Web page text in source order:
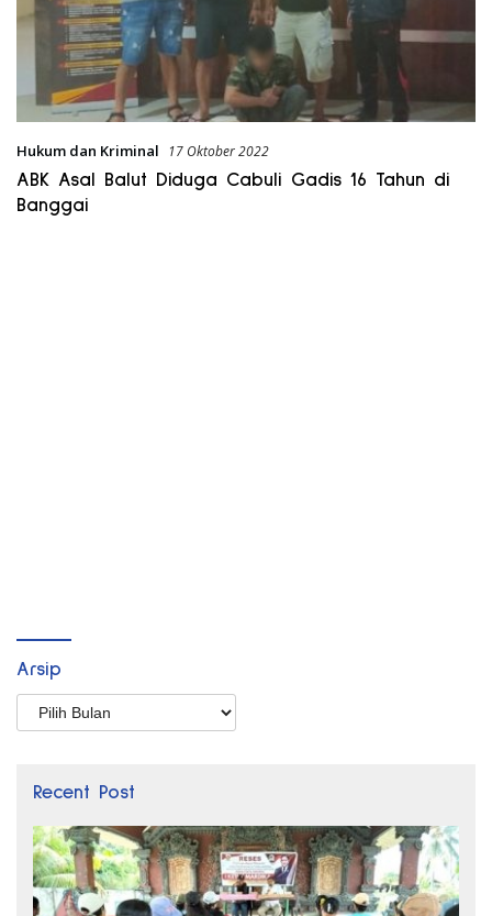
Hukum dan Kriminal 17 Oktober 2022
ABK Asal Balut Diduga Cabuli Gadis 16 Tahun di
Banggai
Arsip
Arsip
Recent Post